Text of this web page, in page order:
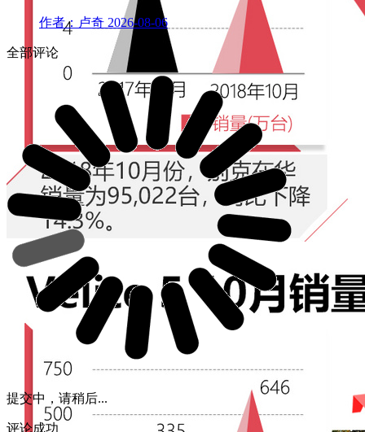
作者：卢奇 2026-08-06
全部评论
提交中，请稍后...
评论成功